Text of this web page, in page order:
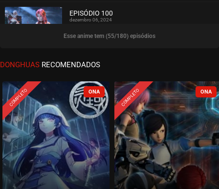
ASSISTIDO
EPISÓDIO 100
dezembro 06, 2024
ASSISTIDO
EPISÓDIO 99
ASSISTIDO
EPISÓDIO 98
novembro 26, 2024
ASSISTIDO
EPISÓDIO 97
novembro 26, 2024
Esse anime tem (55/180) episódios
DONGHUAS RECOMENDADOS
COMPLETO COMPLETO